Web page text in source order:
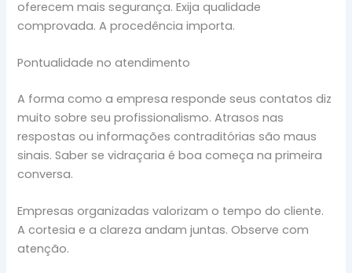
oferecem mais segurança. Exija qualidade
comprovada. A procedência importa.
Pontualidade no atendimento
A forma como a empresa responde seus contatos diz
muito sobre seu profissionalismo. Atrasos nas
respostas ou informações contraditórias são maus
sinais. Saber se vidraçaria é boa começa na primeira
conversa.
Empresas organizadas valorizam o tempo do cliente.
A cortesia e a clareza andam juntas. Observe com
atenção.